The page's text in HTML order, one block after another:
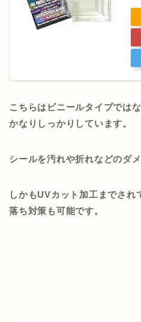
こちらはビニールタイプでは
かなりしっかりしています。
シールを汚れや折れなどのダ
しかもUVカット加工までさ
落ち対策も可能です。